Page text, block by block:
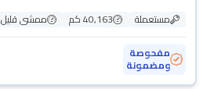
مستعملة
40,163 كم
ممشى قليل
مفحوصة
ومضمونة